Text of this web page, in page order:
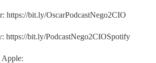
https://bit.ly/OscarPodcastNego2CIO
https://bit.ly/PodcastNego2CIOSpotify
Apple: